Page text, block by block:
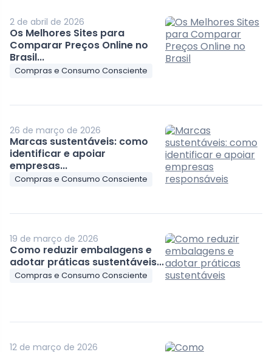
2 de abril de 2026
Os Melhores Sites para
Comparar Preços Online no
Brasil...
Compras e Consumo Consciente
26 de março de 2026
Marcas sustentáveis: como
identificar e apoiar
empresas...
Compras e Consumo Consciente
19 de março de 2026
Como reduzir embalagens e
adotar práticas sustentáveis...
Compras e Consumo Consciente
12 de março de 2026